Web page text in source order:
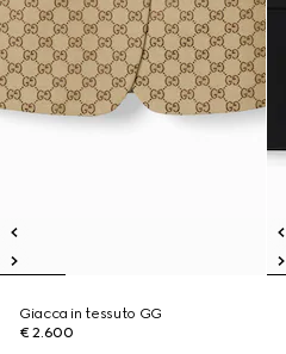
Giacca in tessuto GG
€ 2.600